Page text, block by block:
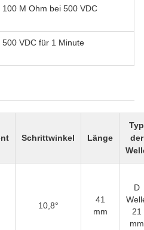
100 M Ohm bei 500 VDC
500 VDC für 1 Minute
Schrittwinkel Länge
Typ
der
10,8°
41
mm
D
21
mm